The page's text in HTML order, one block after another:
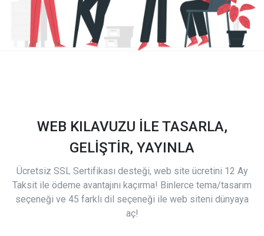
WEB KILAVUZU İLE TASARLA,
GELİŞTİR, YAYINLA
Ücretsiz SSL Sertifikası desteği, web site ücretini 12 Ay
Taksit ile ödeme avantajını kaçırma! Binlerce tema/tasarım
seçeneği ve 45 farklı dil seçeneği ile web siteni dünyaya
aç!